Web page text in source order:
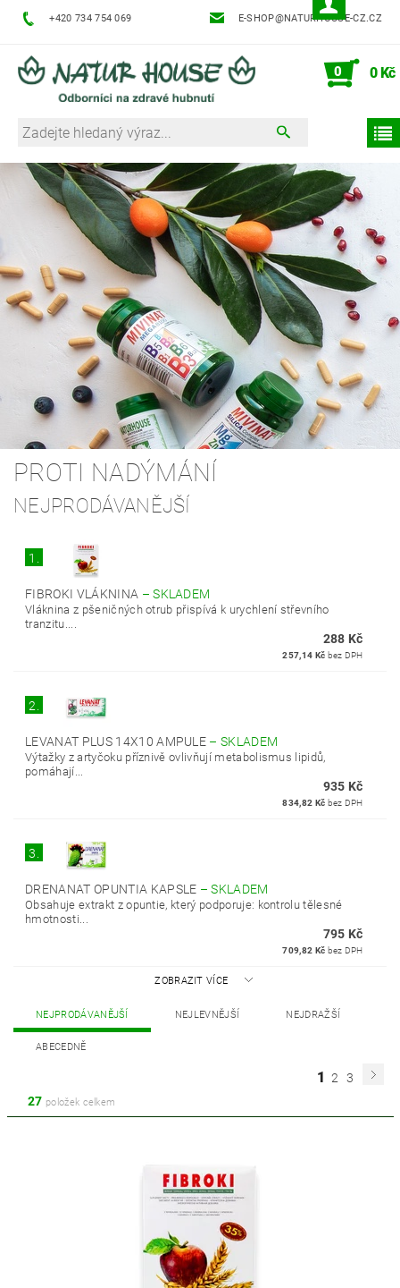
+420 734 754 069 E-SHOP@NATURHOUSE-CZ.CZ
0 0 Kč
PROTI NADÝMÁNÍ
NEJPRODÁVANĚJŠÍ
1.
FIBROKI VLÁKNINA –SKLADEM
Vláknina z pšeničných otrub přispívá k urychlení střevního
tranzitu....
288 Kč
257,14 Kč bez DPH
2.
LEVANAT PLUS 14X10 AMPULE –SKLADEM
Výtažky z artyčoku příznivě ovlivňují metabolismus lipidů,
pomáhají...
935 Kč
834,82 Kč bez DPH
3.
DRENANAT OPUNTIA KAPSLE –SKLADEM
Obsahuje extrakt z opuntie, který podporuje: kontrolu tělesné
hmotnosti...
795 Kč
709,82 Kč bez DPH
ZOBRAZIT VÍCE
NEJPRODÁVANĚJŠÍ NEJLEVNĚJŠÍ NEJDRAŽŠÍ
ABECEDNĚ
1 2
3
27 položek celkem